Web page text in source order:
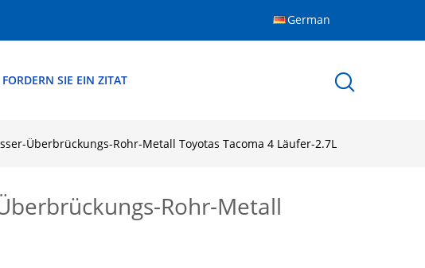
German
FORDERN SIE EIN ZITAT
Überbrückungs-Rohr-Metall Toyotas Tacoma 4 Läufer-2.7L
Rohr-Metall